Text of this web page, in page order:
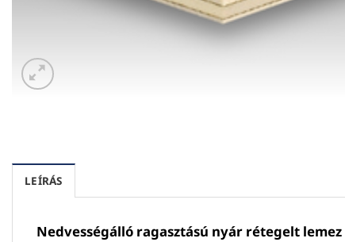
LEÍRÁS
Nedvességálló ragasztású nyár rétegelt lemez